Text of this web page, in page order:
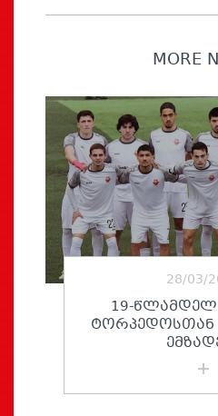
MORE
28/03/
19-
ᲢᲝᲠᲞᲔᲓᲝᲡᲗᲐᲜ